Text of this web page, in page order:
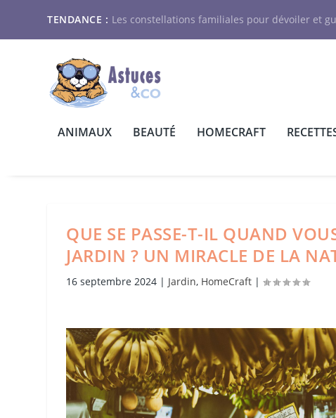
TENDANCE : Les constellations familiales pour dévoiler et
ANIMAUX BEAUTÉ HOMECRAFT
QUE SE PASSE-T-IL QUAND
JARDIN ? UN MIRACLE DE LA
16 septembre 2024 | Jardin, HomeCraft |